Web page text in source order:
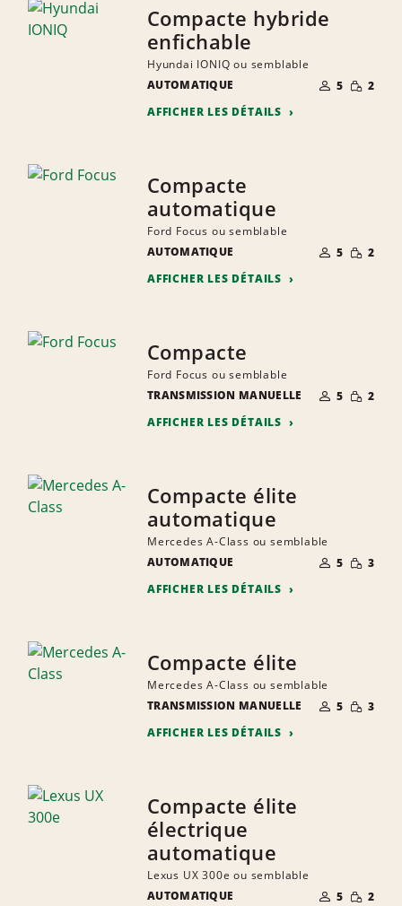
Compacte hybride
enfichable
Hyundai IONIQ ou semblable
AUTOMATIQUE
NOMBRE DE
PERSONNES
5 RÉDUITE
2
AFFICHER LES DÉTAILS
Compacte
automatique
Ford Focus ou semblable
AUTOMATIQUE
NOMBRE DE
PERSONNES
5 RÉDUITE
2
AFFICHER LES DÉTAILS
Compacte
Ford Focus ou semblable
TRANSMISSION MANUELLE
NOMBRE DE
PERSONNES
5 RÉDUITE
2
AFFICHER LES DÉTAILS
Compacte élite
automatique
Mercedes A-Class ou semblable
AUTOMATIQUE
NOMBRE DE
PERSONNES
5 RÉDUITE
3
AFFICHER LES DÉTAILS
Compacte élite
Mercedes A-Class ou semblable
TRANSMISSION MANUELLE
NOMBRE DE
PERSONNES
5 RÉDUITE
3
AFFICHER LES DÉTAILS
Compacte élite
électrique
automatique
Lexus UX 300e ou semblable
AUTOMATIQUE
NOMBRE DE
PERSONNES
5 RÉDUITE
2